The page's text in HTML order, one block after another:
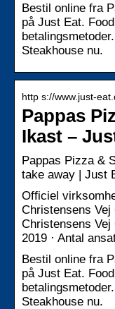
Bestil online fra
på Just Eat.
Steakhouse nu.
http s://www.just-
Pappas
Ikast –
Pappas Pizza &
take away | Just
Officiel
Christensens Vej
Christensens Vej
2019 · Antal
Bestil online fra
på Just Eat.
Steakhouse nu.